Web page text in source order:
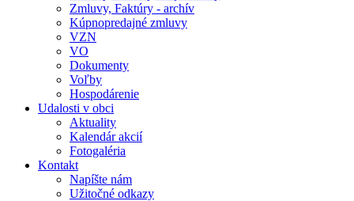
Zmluvy, Faktúry - archív
Kúpnopredajné zmluvy
VZN
VO
Dokumenty
Voľby
Hospodárenie
Udalosti v obci
Aktuality
Kalendár akcií
Fotogaléria
Kontakt
Napíšte nám
Užitočné odkazy